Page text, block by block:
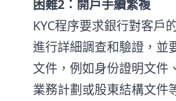
困難2：開戶手續繁複
KYC程序要求銀行對客戶
進行詳細調查和驗證，並
文件，例如身份證明文件
業務計劃或股東結構文件